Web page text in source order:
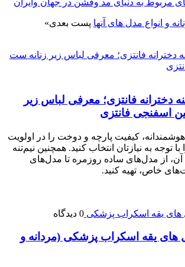
و انواع مدل های آنها پست بعدی»
دخترانه فانتزی؛ معرفی لباس زیر
اسفنجی فانتزی
کیفیت پارچه و دوخت را در اولویت
با توجه به نیازتان انتخاب کنید. همچنین نیم‌تنه
آن، از مدل‌های ساده روزمره تا مدل‌های
خاص، تهیه کنید.
0 دیدگاه
های یقه اسکراب پزشکی (مردانه و